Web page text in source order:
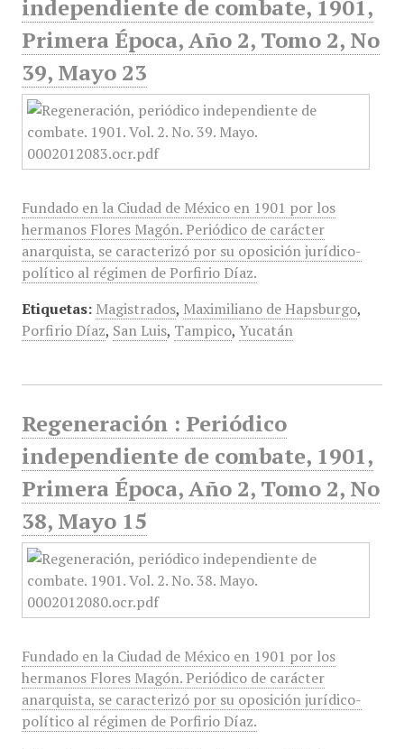
independiente de combate, 1901,
Primera Época, Año 2, Tomo 2, No
39, Mayo 23
Fundado en la Ciudad de México en 1901 por los
hermanos Flores Magón. Periódico de carácter
anarquista, se caracterizó por su oposición jurídico-
político al régimen de Porfirio Díaz.
Etiquetas: Magistrados, Maximiliano de Hapsburgo,
Porfirio Díaz, San Luis, Tampico, Yucatán
Regeneración : Periódico
independiente de combate, 1901,
Primera Época, Año 2, Tomo 2, No
38, Mayo 15
Fundado en la Ciudad de México en 1901 por los
hermanos Flores Magón. Periódico de carácter
anarquista, se caracterizó por su oposición jurídico-
político al régimen de Porfirio Díaz.